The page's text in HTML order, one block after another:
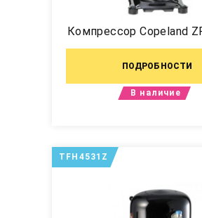
Компрессор Copeland
ПОДРОБНОСТИ
В наличие
TFH4531Z